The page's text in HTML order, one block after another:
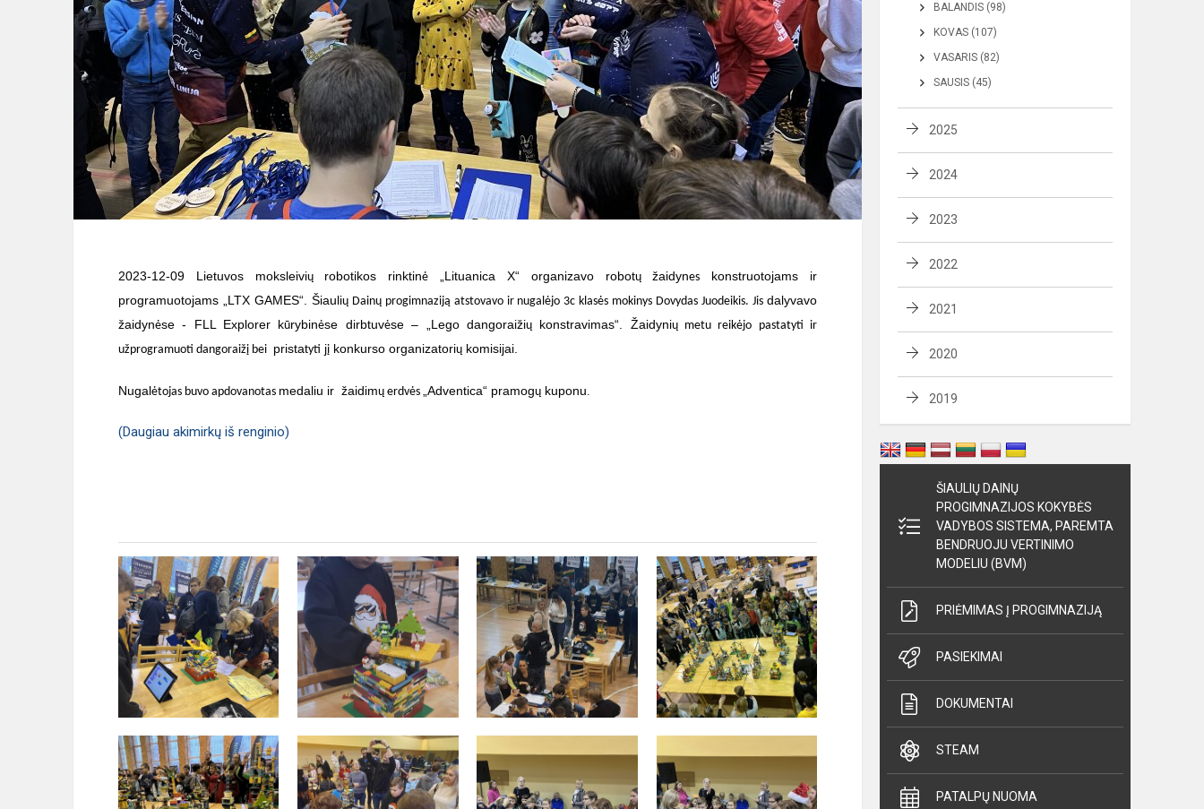
2023-12-09 Lietuvos moksleiviųrobotikos rinktinė „Lituanica X“ organizavo robotųžaidynes konstruotojams ir
programuotojams „LTX GAMES“. Šiaulių Dainų progimnaziją atstovavo ir nugalėjo 3c klasės mokinys Dovydas Juodeikis. Jisdalyvavo
žaidynėse - FLL Explorer kūrybinėse dirbtuvėse – „Lego dangoraižiųkonstravimas“. Žaidynių metu reikėjo pastatyti ir
užprogramuoti dangoraižį bei pristatyti jį konkurso organizatorių komisijai.
Nugalėtojas buvo apdovanotas medaliu ir žaidimų erdvės „Adventica“ pramogų kuponu.
(Daugiau akimirkų iš renginio)
BALANDIS (98)
KOVAS (107)
VASARIS (82)
SAUSIS (45)
2025
2024
2023
2022
2021
2020
2019
ŠIAULIŲ DAINŲ
PROGIMNAZIJOS KOKYBĖS
VADYBOS SISTEMA, PAREMTA
BENDRUOJU VERTINIMO
MODELIU (BVM)
PRIĖMIMAS Į PROGIMNAZIJĄ
PASIEKIMAI
DOKUMENTAI
STEAM
PATALPŲ NUOMA